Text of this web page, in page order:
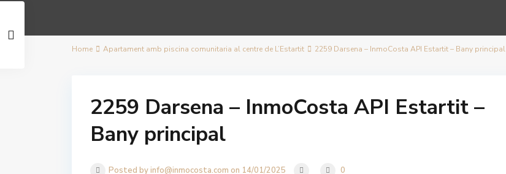
Home Apartament amb piscina comunitaria al centre de L’Estartit 2259 Darsena – InmoCosta API Estartit – Bany principal
2259 Darsena – InmoCosta API Estartit –
Bany principal
Posted by info@inmocosta.com on 14/01/2025 0